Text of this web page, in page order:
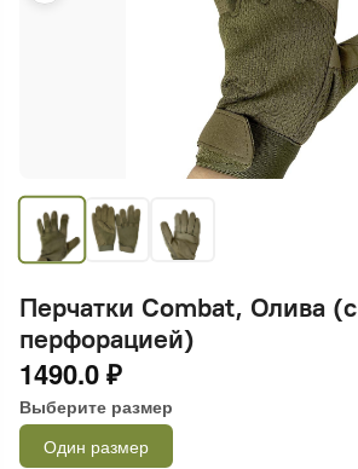
Перчатки Combat, Олива (с
перфорацией)
1490.0 ₽
Выберите размер
Один размер